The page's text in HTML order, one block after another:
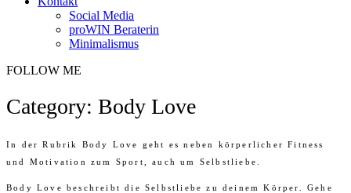
Social Media
proWIN Beraterin
Minimalismus
FOLLOW ME
Category: Body Love
In der Rubrik Body Love geht es neben körperlicher Fitness
und Motivation zum Sport, auch um Selbstliebe.
Body Love beschreibt die Selbstliebe zu deinem Körper. Gehe